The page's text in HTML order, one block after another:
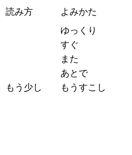
読み方
よみかた
ゆっくり
すぐ
また
あとで
もう少し
もうすこし